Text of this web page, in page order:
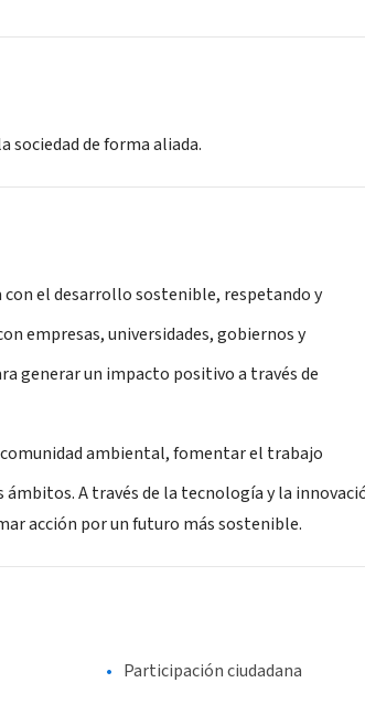
sociedad de forma aliada.
el desarrollo sostenible, respetando y
empresas, universidades, gobiernos y
generar un impacto positivo a través de
ambiental, fomentar el trabajo
A través de la tecnología y la
acción por un futuro más sostenible.
Participación ciudadana